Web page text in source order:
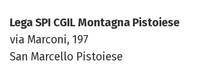
Lega SPI CGIL Montagna Pistoiese
via Marconi, 197
San Marcello Pistoiese